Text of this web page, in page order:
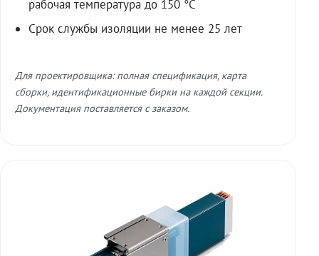
рабочая температура до 150 °C
Срок службы изоляции не менее 25 лет
Для проектировщика: полная спецификация, карта
сборки, идентификационные бирки на каждой секции.
Документация поставляется с заказом.